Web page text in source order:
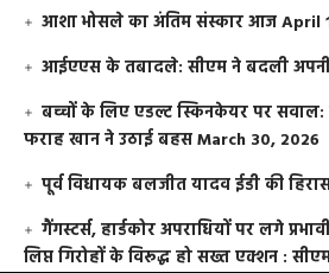
आशा भोसले का अंतिम संस्कार आजApril
आईएएस के तबादले: सीएम ने बदली
बच्चों के लिए एडल्ट स्किनकेयर पर
फराह खान ने उठाई बहसMarch 30, 2026
पूर्व विधायक बलजीत यादव ईडी की
गैंगस्टर्स, हार्डकोर अपराधियों पर लगे
लिप्त गिरोहों के विरूद्ध हो सख्त एक्शन :